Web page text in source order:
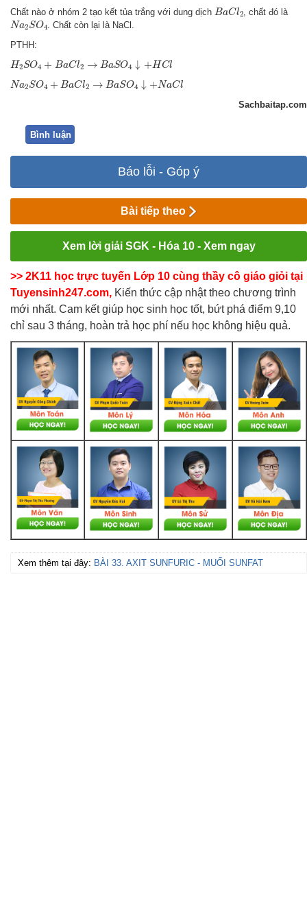
Chất nào ở nhóm 2 tạo kết tủa trắng với dung dịch BaCl2
Ba Cl2 , chất đó là
Na2SO4
Na SO . Chất còn lại là NaCl.
PTHH:
H2SO4 + BaCl2 → BaSO4 ↓ +HCl
H2 SO + aCl2→ Ba SO 4↓+ H l
Na2SO4 + BaCl2 → BaSO4 ↓ +NaCl
Na SO + aCl2→ Ba SO 4↓+ N C l
Sachbaitap.com
Bình luận
Báo lỗi - Góp ý
Bài tiếp theo
Xem lời giải SGK - Hóa 10 - Xem ngay
>> 2K11 học trực tuyến Lớp 10 cùng thầy cô giáo giỏi tại
Tuyensinh247.com, Kiến thức cập nhật theo chương trình
mới nhất. Cam kết giúp học sinh học tốt, bứt phá điểm 9,10
chỉ sau 3 tháng, hoàn trả học phí nếu học không hiệu quả.
Xem thêm tại đây: BÀI 33. AXIT SUNFURIC - MUỐI SUNFAT